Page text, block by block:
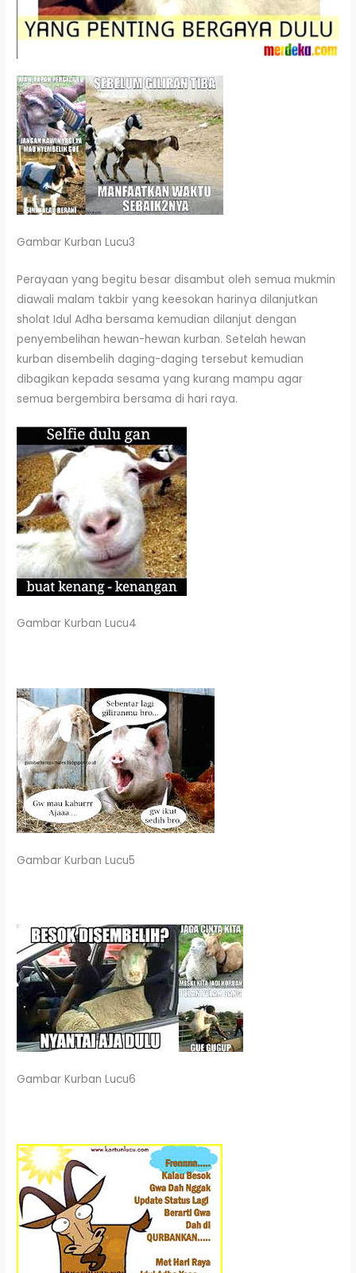
Gambar Kurban Lucu3
Perayaan yang begitu besar disambut oleh semua mukmin
diawali malam takbir yang keesokan harinya dilanjutkan
sholat Idul Adha bersama kemudian dilanjut dengan
penyembelihan hewan-hewan kurban. Setelah hewan
kurban disembelih daging-daging tersebut kemudian
dibagikan kepada sesama yang kurang mampu agar
semua bergembira bersama di hari raya.
Gambar Kurban Lucu4
Gambar Kurban Lucu5
Gambar Kurban Lucu6